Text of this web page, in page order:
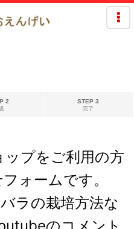
2
STEP 3
完了
プをご利用の方
ォームです。
ラの栽培方法な